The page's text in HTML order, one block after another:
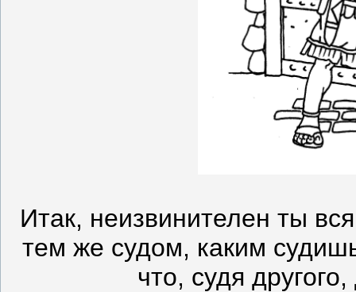
Итак, неизвинителен ты
тем же судом, каким
что, судя